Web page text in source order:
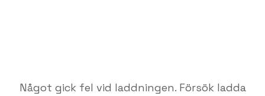
Något gick fel vid laddningen. Försök ladda